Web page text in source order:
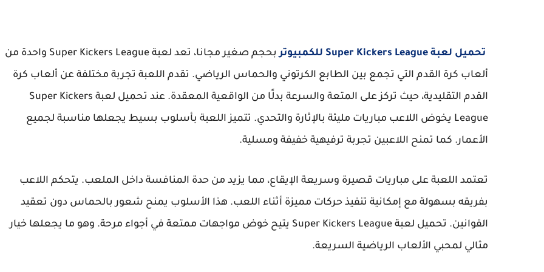
تحميل لعبة Super Kickers League للكمبيوتر
بحجم صغير مجانا، تعد لعبة Super Kickers League واحدة من
ألعاب كرة القدم التي تجمع بين الطابع الكرتوني والحماس الرياضي. تقدم اللعبة تجربة مختلفة عن ألعاب كرة
القدم التقليدية، حيث تركز على المتعة والسرعة بدلًا من الواقعية المعقدة. عند تحميل لعبة Super Kickers
League يخوض اللاعب مباريات مليئة بالإثارة والتحدي. تتميز اللعبة بأسلوب بسيط يجعلها مناسبة لجميع
الأعمار. كما تمنح اللاعبين تجربة ترفيهية خفيفة ومسلية.
تعتمد اللعبة على مباريات قصيرة وسريعة الإيقاع، مما يزيد من حدة المنافسة داخل الملعب. يتحكم اللاعب
بفريقه بسهولة مع إمكانية تنفيذ حركات مميزة أثناء اللعب. هذا الأسلوب يمنح شعور بالحماس دون تعقيد
القوانين. تحميل لعبة Super Kickers League يتيح خوض مواجهات ممتعة في أجواء مرحة. وهو ما يجعلها خيار
مثالي لمحبي الألعاب الرياضية السريعة.